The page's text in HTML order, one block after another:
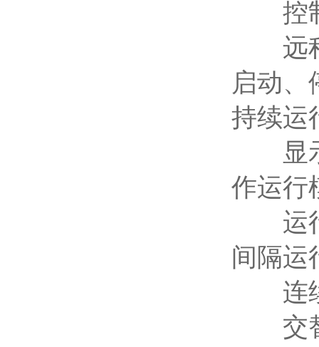
控制
远程
启动、
持续运
显示
作运行
运行
间隔运
连续
交替